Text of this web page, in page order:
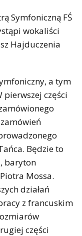
Symfoniczną FŚ
wokaliści
Hajduczenia
a tym
pierwszej części
Będzie to
baryton
Mossa.
działań
z francuskim
części